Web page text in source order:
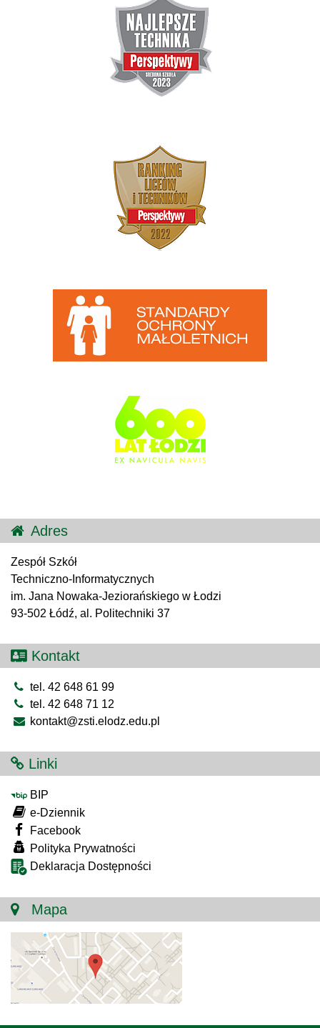
Adres
Zespół Szkół
Techniczno-Informatycznych
im. Jana Nowaka-Jeziorańskiego w Łodzi
93-502 Łódź, al. Politechniki 37
Kontakt
tel. 42 648 61 99
tel. 42 648 71 12
kontakt@zsti.elodz.edu.pl
Linki
BIP
e-Dziennik
Facebook
Polityka Prywatności
Deklaracja Dostępności
Mapa